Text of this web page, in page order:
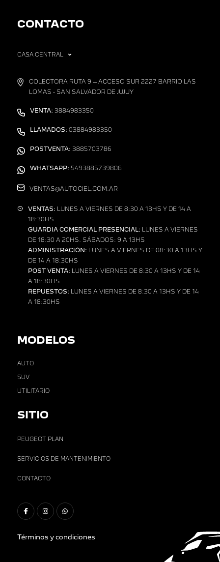
CONTACTO
CASA CENTRAL
COLECTORA RUTA 9 – ACCESO SUR 2227 BARRIO LAS
LOMAS - SAN SALVADOR DE JUJUY
VENTA: 3884983350
LLAMADOS: 03884983350
POSTVENTA: 3885703786
WHATSAPP: 5493885739806
VENTAS@AUTOCIEL.COM.AR
VENTAS: LUNES A VIERNES DE 8:30 A 13HS Y DE 14 A
18:30HS
GUARDIA COMERCIAL PRESENCIAL: LUNES A VIERNES
DE 18:30 A 20HS. SÁBADOS: 9 A 13HS
ADMINISTRACIÓN: LUNES A VIERNES DE 08:30 A 13HS Y
DE 14 A 18:30HS
POST VENTA: LUNES A VIERNES DE 8:30 A 13HS Y DE 14
A 18:30HS
REPUESTOS: LUNES A VIERNES DE 8:30 A 13HS Y DE 14
A 18:30HS
MODELOS
AUTO
SUV
UTILITARIO
SITIO
PEUGEOT PLAN
SERVICIOS DE MANTENIMIENTO
CONTACTO
Términos y condiciones